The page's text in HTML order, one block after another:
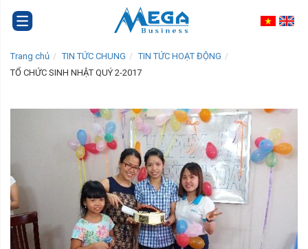
Trang chủ TIN TỨC CHUNG
TIN TỨC HOẠT ĐỘNG
TỔ CHỨC SINH NHẬT QUÝ 2-2017